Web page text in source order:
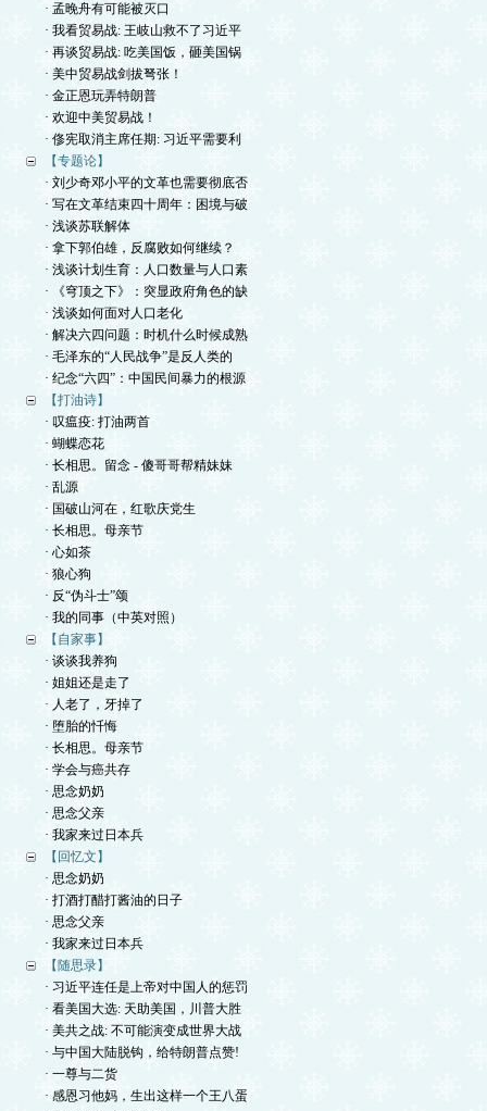
· 孟晚舟有可能被灭口
· 我看贸易战: 王岐山救不了习近平
· 再谈贸易战: 吃美国饭，砸美国锅
· 美中贸易战剑拔弩张！
· 金正恩玩弄特朗普
· 欢迎中美贸易战！
· 俢宪取消主席任期: 习近平需要利
【专题论】
· 刘少奇邓小平的文革也需要彻底否
· 写在文革结束四十周年：困境与破
· 浅谈苏联解体
· 拿下郭伯雄，反腐败如何继续？
· 浅谈计划生育：人口数量与人口素
· 《穹顶之下》：突显政府角色的缺
· 浅谈如何面对人口老化
· 解决六四问题：时机什么时候成熟
· 毛泽东的“人民战争”是反人类的
· 纪念“六四”：中国民间暴力的根源
【打油诗】
· 叹瘟疫: 打油两首
· 蝴蝶恋花
· 长相思。留念 - 傻哥哥帮精妹妹
· 乱源
· 国破山河在，红歌庆党生
· 长相思。母亲节
· 心如茶
· 狼心狗
· 反“伪斗士”颂
· 我的同事（中英对照）
【自家事】
· 谈谈我养狗
· 姐姐还是走了
· 人老了，牙掉了
· 堕胎的忏悔
· 长相思。母亲节
· 学会与癌共存
· 思念奶奶
· 思念父亲
· 我家来过日本兵
【回忆文】
· 思念奶奶
· 打酒打醋打酱油的日子
· 思念父亲
· 我家来过日本兵
【随思录】
· 习近平连任是上帝对中国人的惩罚
· 看美国大选: 天助美国，川普大胜
· 美共之战: 不可能演变成世界大战
· 与中国大陆脱钩，给特朗普点赞!
· 一尊与二货
· 感恩习他妈，生出这样一个王八蛋